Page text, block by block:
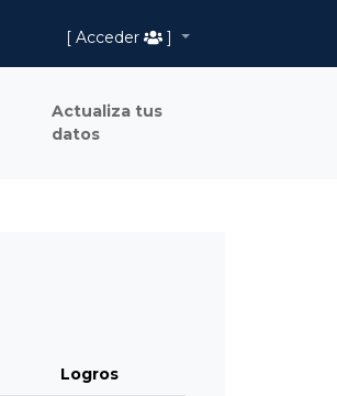
[ Acceder
]
Actualiza tus
datos
Logros